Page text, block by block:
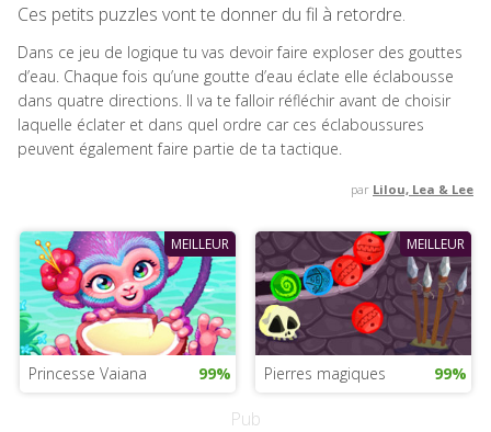
Ces petits puzzles vont te donner du fil à retordre.
Dans ce jeu de logique tu vas devoir faire exploser des gouttes
d’eau. Chaque fois qu’une goutte d’eau éclate elle éclabousse
dans quatre directions. Il va te falloir réfléchir avant de choisir
laquelle éclater et dans quel ordre car ces éclaboussures
peuvent également faire partie de ta tactique.
par Lilou, Lea & Lee
MEILLEUR
Princesse Vaiana 99%
MEILLEUR
Pierres magiques 99%
Pub